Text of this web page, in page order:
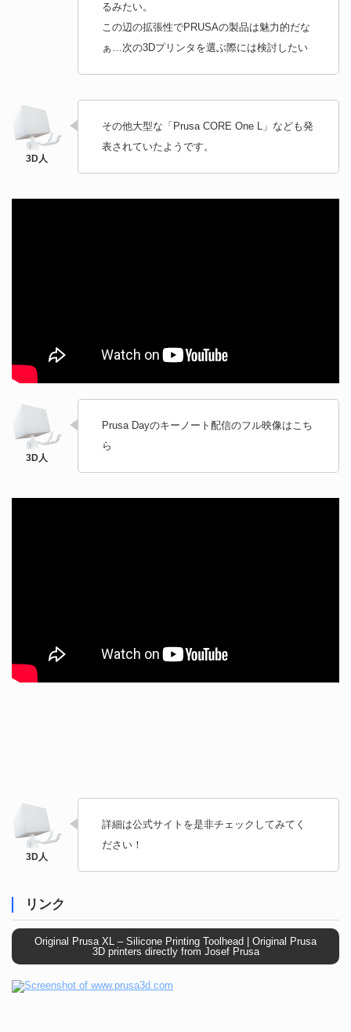
るみたい。
この辺の拡張性でPRUSAの製品は魅力的だな
ぁ…次の3Dプリンタを選ぶ際には検討したい
その他大型な「Prusa CORE One L」なども発
表されていたようです。
Prusa Dayのキーノート配信のフル映像はこち
ら
詳細は公式サイトを是非チェックしてみてく
ださい！
リンク
Original Prusa XL – Silicone Printing Toolhead | Original Prusa
3D printers directly from Josef Prusa